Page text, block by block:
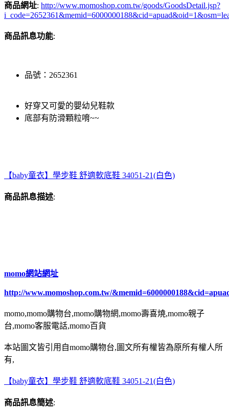
商品網址: http://www.momoshop.com.tw/goods/GoodsDetail.jsp?
商品訊息功能:
品號：2652361
好穿又可愛的嬰幼兒鞋款
底部有防滑顆粒唷~~
【baby童衣】學步鞋 舒適軟底鞋 34051-21(白色)
商品訊息描述:
momo網站網址
http://www.momoshop.com.tw/
momo,momo購物台,momo購物網,momo壽喜燒,momo親子
台,momo客服電話,momo百貨
本站圖文皆引用自momo購物台,圖文所有權皆為原所有權人所
有,
【baby童衣】學步鞋 舒適軟底鞋 34051-21(白色)
商品訊息簡述: